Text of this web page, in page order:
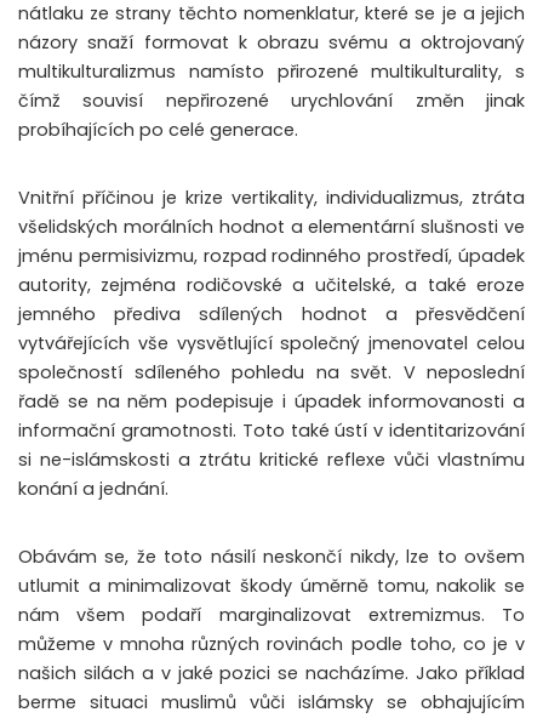
nátlaku ze strany těchto nomenklatur, které se je a jejich
názory snaží formovat k obrazu svému a oktrojovaný
multikulturalizmus namísto přirozené multikulturality, s
čímž souvisí nepřirozené urychlování změn jinak
probíhajících po celé generace.
Vnitřní příčinou je krize vertikality, individualizmus, ztráta
všelidských morálních hodnot a elementární slušnosti ve
jménu permisivizmu, rozpad rodinného prostředí, úpadek
autority, zejména rodičovské a učitelské, a také eroze
jemného přediva sdílených hodnot a přesvědčení
vytvářejících vše vysvětlující společný jmenovatel celou
společností sdíleného pohledu na svět. V neposlední
řadě se na něm podepisuje i úpadek informovanosti a
informační gramotnosti. Toto také ústí v identitarizování
si ne-islámskosti a ztrátu kritické reflexe vůči vlastnímu
konání a jednání.
Obávám se, že toto násilí neskončí nikdy, lze to ovšem
utlumit a minimalizovat škody úměrně tomu, nakolik se
nám všem podaří marginalizovat extremizmus. To
můžeme v mnoha různých rovinách podle toho, co je v
našich silách a v jaké pozici se nacházíme. Jako příklad
berme situaci muslimů vůči islámsky se obhajujícím